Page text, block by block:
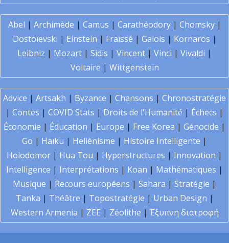
Abel | Archimède | Camus | Carathéodory| Chomsky|
Dostoïevski | Einstein | Fraïssé | Galois | Kornaros |
Leibniz | Mozart | Sidis | Vincent | Vinci | Vivaldi |
Voltaire | Wittgenstein
Advice | Artsakh | Byzance | Chansons | Chronostratégie
| Contes | COVID Stats | Droits de l'Humanité | Échecs |
Économie | Éducation | Europe | Free Korea | Génocide |
Go | Haïku | Hellénisme | Histoire Intelligente |
Holodomor | Hua Tou | Hyperstructures | Innovation |
Intelligence | Interprétations | Koan | Mathématiques |
Musique | Recours européens | Sahara | Stratégie |
Tanka | Théâtre | Topostratégie | Urban Design |
Western Armenia | ZEE | Zéolithe | Έξυπνη διατροφή